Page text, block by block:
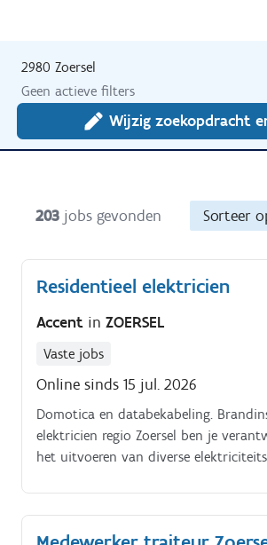
2980 Zoersel
Geen actieve filters
Wijzig zoekopdracht
203 jobs gevonden Sorteer
Residentieel elektricien
Accent in ZOERSEL
Vaste jobs
Online sinds 15 jul. 2026
Domotica en databekabeling.
elektricien regio Zoersel ben je
het uitvoeren van diverse
buiten). Verlichting (binnen en buiten).